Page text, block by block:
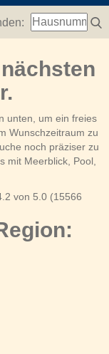
unten, um ein freies
Wunschzeitraum zu
noch präziser zu
mit Meerblick, Pool,
von 5.0 (15566